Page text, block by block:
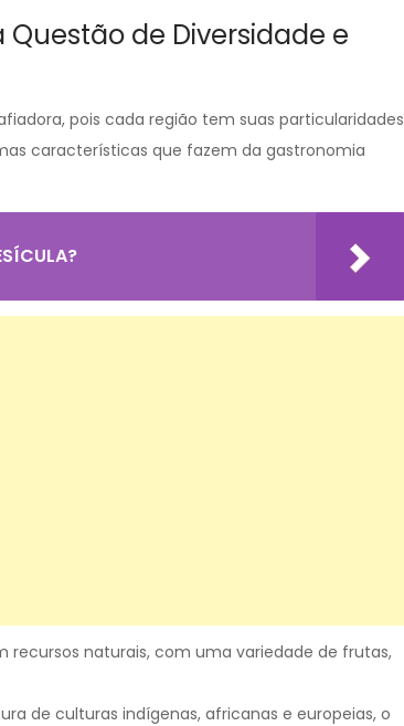
de Diversidade e
pois cada região tem suas particularidades
características que fazem da gastronomia
recursos naturais, com uma variedade de frutas,
de culturas indígenas, africanas e europeias, o